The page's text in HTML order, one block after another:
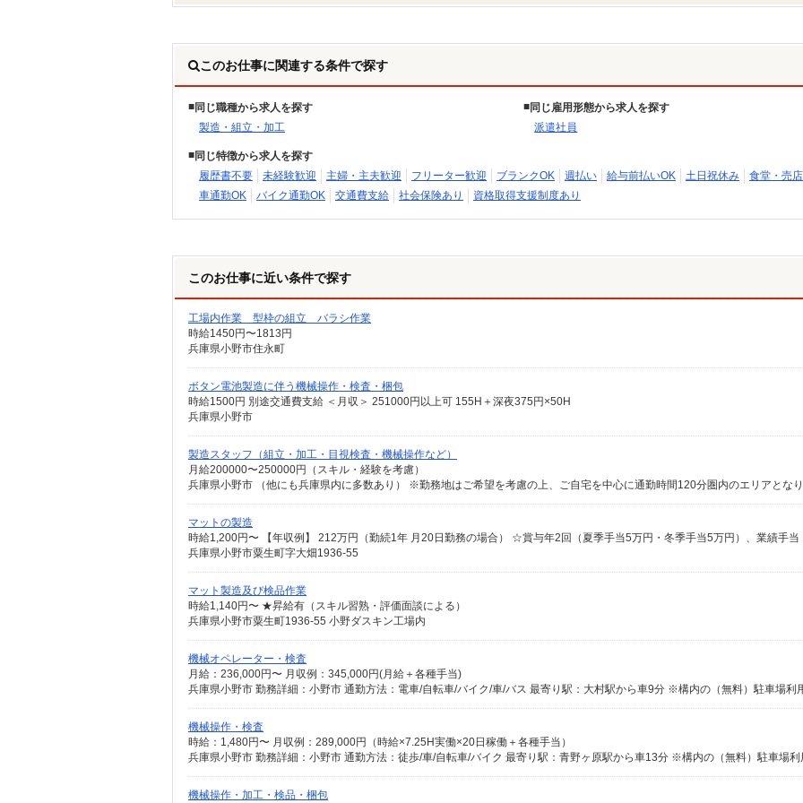
このお仕事に関連する条件で探す
同じ職種から求人を探す
製造・組立・加工
同じ雇用形態から求人を探す
派遣社員
同じ特徴から求人を探す
履歴書不要
未経験歓迎 主婦・主夫歓迎 フリーター歓迎 ブランクOK 週払い 給与前払いOK 土日祝休み
食堂・売
車通勤OK
バイク通勤OK 交通費支給 社会保険あり 資格取得支援制度あり
このお仕事に近い条件で探す
工場内作業 型枠の組立 バラシ作業
時給1450円〜1813円
兵庫県小野市住永町
ボタン電池製造に伴う機械操作・検査・梱包
時給1500円 別途交通費支給 ＜月収＞ 251000円以上可 155H＋深夜375円×50H
兵庫県小野市
製造スタッフ（組立・加工・目視検査・機械操作など）
月給200000〜250000円（スキル・経験を考慮）
マットの製造
兵庫県小野市粟生町字大畑1936-55
マット製造及び検品作業
時給1,140円〜 ★昇給有（スキル習熟・評価面談による）
兵庫県小野市粟生町1936-55 小野ダスキン工場内
機械オペレーター・検査
月給：236,000円〜 月収例：345,000円(月給＋各種手当)
機械操作・検査
時給：1,480円〜 月収例：289,000円（時給×7.25H実働×20日稼働＋各種手当）
兵庫県小野市 勤務詳細：小野市 通勤方法：徒歩/車/自転車/バイク 最寄り駅：青野ヶ原駅から車13分 ※構内の（無料）駐車場利
機械操作・加工・検品・梱包